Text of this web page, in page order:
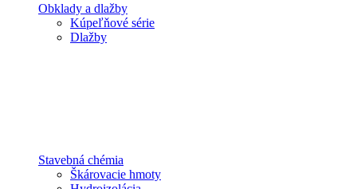
Obklady a dlažby
Kúpeľňové série
Dlažby
Stavebná chémia
Škárovacie hmoty